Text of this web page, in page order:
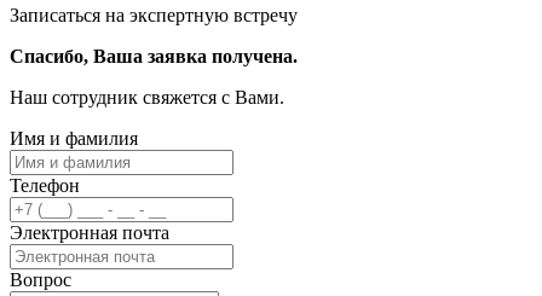
Записаться на экспертную встречу
Спасибо, Ваша заявка получена.
Наш сотрудник свяжется с Вами.
Имя и фамилия
Телефон
Электронная почта
Вопрос